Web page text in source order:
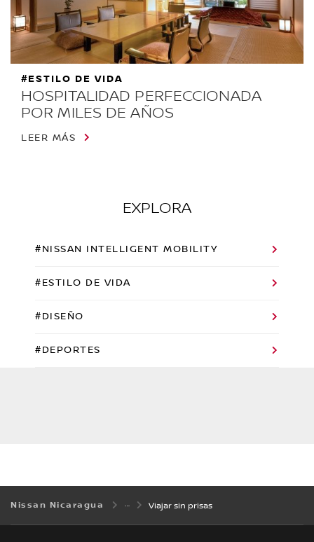
HOSPITALIDAD PERFECCIONADA
POR MILES DE AÑOS
#ESTILO DE VIDA
LEER MÁS
EXPLORA
#NISSAN INTELLIGENT MOBILITY
#ESTILO DE VIDA
#DISEÑO
#DEPORTES
Nissan Nicaragua Viajar sin prisas